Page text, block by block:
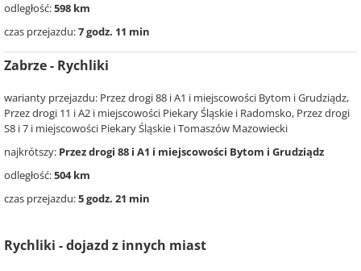
odległość:598 km
czas przejazdu:7 godz. 11 min
Zabrze - Rychliki
warianty przejazdu: Przez drogi 88 i A1 i miejscowości Bytom i Grudziądz,
Przez drogi 11 i A2 i miejscowości Piekary Śląskie i Radomsko, Przez drogi
S8 i 7 i miejscowości Piekary Śląskie i Tomaszów Mazowiecki
najkrótszy: Przez drogi 88 i A1 i miejscowości Bytom i Grudziądz
odległość:504 km
czas przejazdu:5 godz. 21 min
Rychliki - dojazd z innych miast